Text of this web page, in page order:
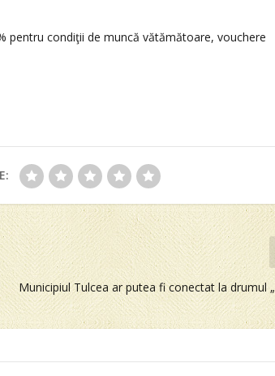
pentru condiţii de muncă vătămătoare, vouchere
Municipiul Tulcea ar putea fi conectat la drumul